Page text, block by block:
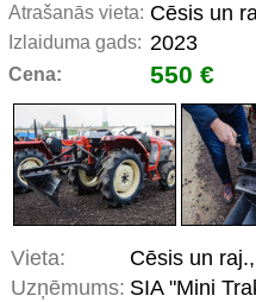
Atrašanās vieta: Cēsis un
Izlaiduma gads: 2023
Cena: 550 €
Vieta:
Cēsis un
Uzņēmums: SIA "Mini